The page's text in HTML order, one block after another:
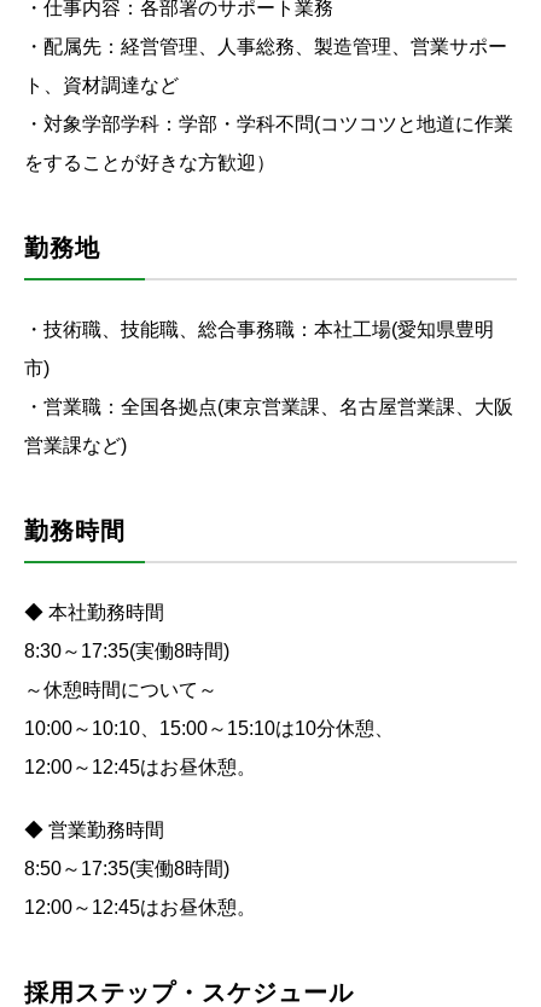
・仕事内容：各部署のサポート業務
・配属先：経営管理、人事総務、製造管理、営業サポー
ト、資材調達など
・対象学部学科：学部・学科不問(コツコツと地道に作業
をすることが好きな方歓迎）
勤務地
・技術職、技能職、総合事務職：本社工場(愛知県豊明
市)
・営業職：全国各拠点(東京営業課、名古屋営業課、大阪
営業課など)
勤務時間
◆ 本社勤務時間
8:30～17:35(実働8時間)
～休憩時間について～
10:00～10:10、15:00～15:10は10分休憩、
12:00～12:45はお昼休憩。
◆ 営業勤務時間
8:50～17:35(実働8時間)
12:00～12:45はお昼休憩。
採用ステップ・スケジュール